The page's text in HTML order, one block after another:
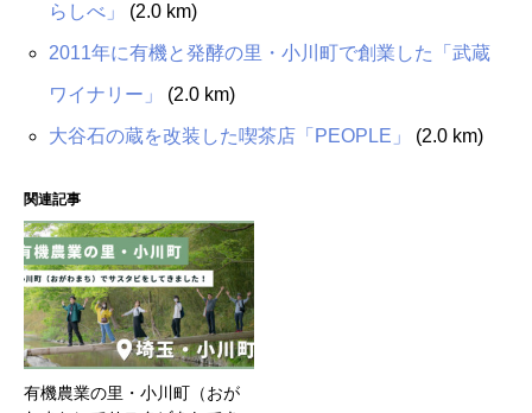
らしべ」 (2.0 km)
2011年に有機と発酵の里・小川町で創業した「武蔵
ワイナリー」 (2.0 km)
大谷石の蔵を改装した喫茶店「PEOPLE」 (2.0 km)
関連記事
有機農業の里・小川町（おが